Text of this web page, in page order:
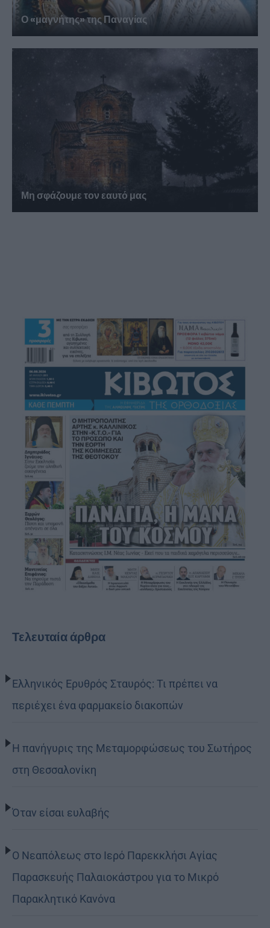
Ο «μαγνήτης» της Παναγίας
Μη σφάζουμε τον εαυτό μας
Τελευταία άρθρα
Ελληνικός Ερυθρός Σταυρός: Τι πρέπει να
περιέχει ένα φαρμακείο διακοπών
Η πανήγυρις της Μεταμορφώσεως του Σωτήρος
στη Θεσσαλονίκη
Όταν είσαι ευλαβής
Ο Νεαπόλεως στο Ιερό Παρεκκλήσι Αγίας
Παρασκευής Παλαιοκάστρου για το Μικρό
Παρακλητικό Κανόνα